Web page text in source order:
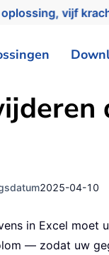
vijf
2025-04-10
in Excel
— zodat uw